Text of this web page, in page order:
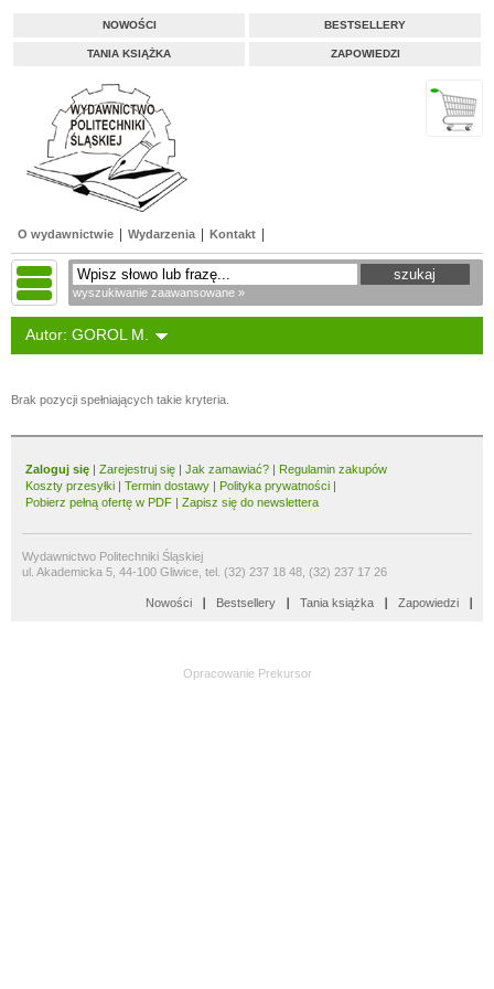
NOWOŚCI BESTSELLERY
TANIA KSIĄŻKA ZAPOWIEDZI
O wydawnictwie Wydarzenia Kontakt
wyszukiwanie zaawansowane »
Autor: GOROL M.
Brak pozycji spełniających takie kryteria.
Zaloguj się | Zarejestruj się | Jak zamawiać? | Regulamin zakupów
Koszty przesyłki | Termin dostawy | Polityka prywatności |
Pobierz pełną ofertę w PDF | Zapisz się do newslettera
Wydawnictwo Politechniki Śląskiej
ul. Akademicka 5, 44-100 Gliwice, tel. (32) 237 18 48, (32) 237 17 26
Nowości Bestsellery Tania książka Zapowiedzi
Opracowanie Prekursor